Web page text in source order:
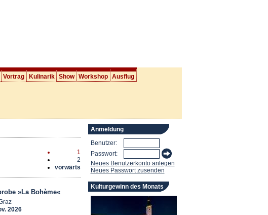
Vortrag Kulinarik Show Workshop Ausflug
1
2
vorwärts
»La Bohème«
2026
Anmeldung
Benutzer:
Passwort:
Neues Benutzerkonto anlegen
Neues Passwort zusenden
Kulturgewinn des Monats